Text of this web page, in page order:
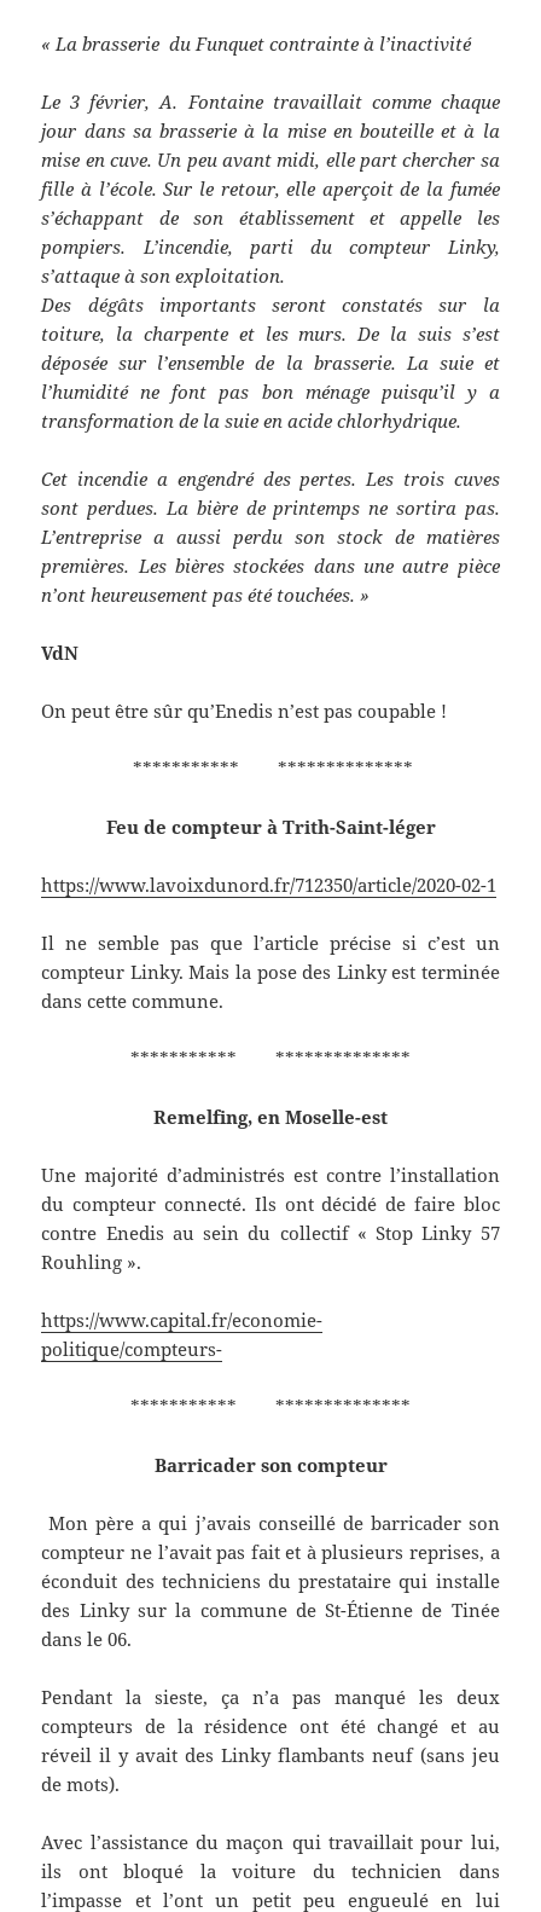
« La brasserie du Funquet contrainte à l’inactivité
Le 3 février, A. Fontaine travaillait comme chaque
jour dans sa brasserie à la mise en bouteille et à la
mise en cuve. Un peu avant midi, elle part chercher sa
fille à l’école. Sur le retour, elle aperçoit de la fumée
s’échappant de son établissement et appelle les
pompiers. L’incendie, parti du compteur Linky,
s’attaque à son exploitation.
Des dégâts importants seront constatés sur la
toiture, la charpente et les murs. De la suis s’est
déposée sur l’ensemble de la brasserie. La suie et
l’humidité ne font pas bon ménage puisqu’il y a
transformation de la suie en acide chlorhydrique.
Cet incendie a engendré des pertes. Les trois cuves
sont perdues. La bière de printemps ne sortira pas.
L’entreprise a aussi perdu son stock de matières
premières. Les bières stockées dans une autre pièce
n’ont heureusement pas été touchées. »
VdN
On peut être sûr qu’Enedis n’est pas coupable !
*********** **************
Feu de compteur à Trith-Saint-léger
https://www.lavoixdunord.fr/712350/article/2020-02-1
Il ne semble pas que l’article précise si c’est un
compteur Linky. Mais la pose des Linky est terminée
dans cette commune.
*********** **************
Remelfing, en Moselle-est
Une majorité d’administrés est contre l’installation
du compteur connecté. Ils ont décidé de faire bloc
contre Enedis au sein du collectif « Stop Linky 57
Rouhling ».
https://www.capital.fr/economie-
politique/compteurs-
*********** **************
Barricader son compteur
Mon père a qui j’avais conseillé de barricader son
compteur ne l’avait pas fait et à plusieurs reprises, a
éconduit des techniciens du prestataire qui installe
des Linky sur la commune de St-Étienne de Tinée
dans le 06.
Pendant la sieste, ça n’a pas manqué les deux
compteurs de la résidence ont été changé et au
réveil il y avait des Linky flambants neuf (sans jeu
de mots).
Avec l’assistance du maçon qui travaillait pour lui,
ils ont bloqué la voiture du technicien dans
l’impasse et l’ont un petit peu engueulé en lui